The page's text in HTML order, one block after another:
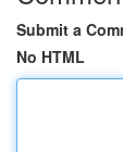
Submit a
No HTML